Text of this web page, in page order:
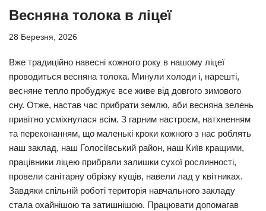
Весняна толока в ліцеї
28 Березня, 2026
Вже традиційно навесні кожного року в нашому ліцеї
проводиться весняна толока. Минули холоди і, нарешті,
весняне тепло пробуджує все живе від довгого зимового
сну. Отже, настав час прибрати землю, аби весняна зелень
привітно усміхнулася всім. З гарним настроєм, натхненням
та переконанням, що маленькі кроки кожного з нас роблять
наш заклад, наш Голосіївський район, наш Київ кращими,
працівники ліцею прибрали залишки сухої рослинності,
провели санітарну обрізку кущів, навели лад у квітниках.
Завдяки спільній роботі територія навчального закладу
стала охайнішою та затишнішою. Працювати допомагав